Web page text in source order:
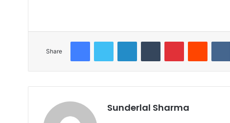
Share
FacebookTwitter LinkedInTumblr PinterestReddit
Sunderlal Sharma